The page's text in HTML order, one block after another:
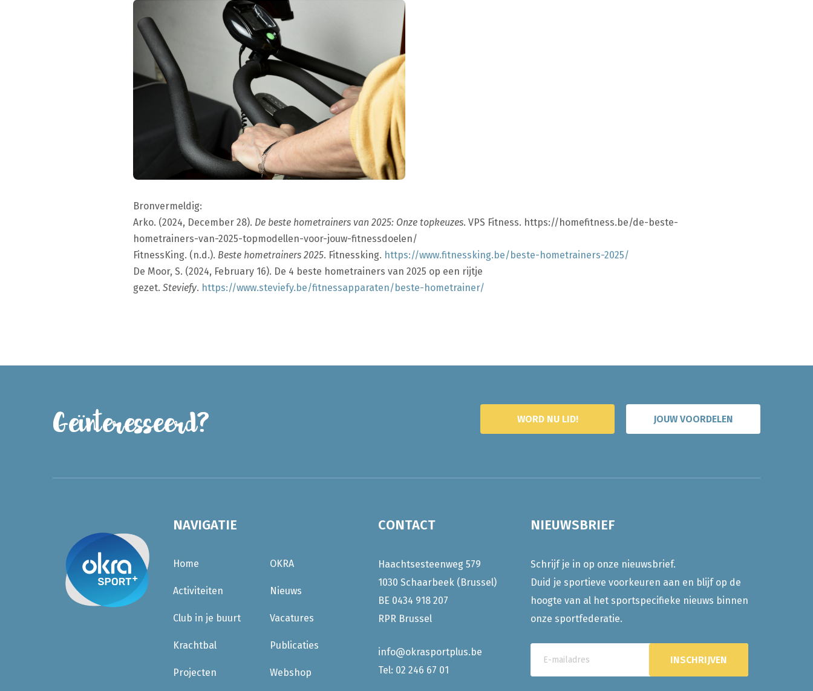
Bronvermeldig:
Arko. (2024, December 28). De beste hometrainers van 2025: Onze topkeuzes. VPS Fitness. https://homefitness.be/de-beste-
hometrainers-van-2025-topmodellen-voor-jouw-fitnessdoelen/
FitnessKing. (n.d.). Beste hometrainers 2025. Fitnessking. https://www.fitnessking.be/beste-hometrainers-2025/
De Moor, S. (2024, February 16). De 4 beste hometrainers van 2025 op een rijtje
gezet. Steviefy. https://www.steviefy.be/fitnessapparaten/beste-hometrainer/
Geïnteresseerd? WORD NU LID! JOUW VOORDELEN
NAVIGATIE
Home
Activiteiten
Club in je buurt
Krachtbal
Projecten
OKRA
Nieuws
Vacatures
Publicaties
Webshop
CONTACT
Haachtsesteenweg 579
1030 Schaarbeek (Brussel)
BE 0434 918 207
RPR Brussel
info@okrasportplus.be
Tel: 02 246 67 01
NIEUWSBRIEF
Schrijf je in op onze nieuwsbrief.
Duid je sportieve voorkeuren aan en blijf op de
hoogte van al het sportspecifieke nieuws binnen
onze sportfederatie.